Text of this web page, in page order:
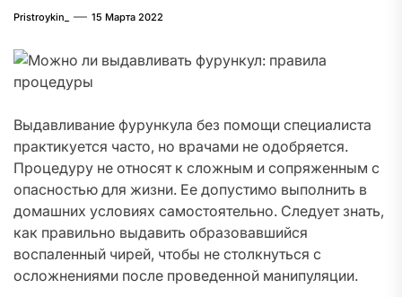
Pristroykin_ 15 Марта 2022
Выдавливание фурункула без помощи специалиста
практикуется часто, но врачами не одобряется.
Процедуру не относят к сложным и сопряженным с
опасностью для жизни. Ее допустимо выполнить в
домашних условиях самостоятельно. Следует знать,
как правильно выдавить образовавшийся
воспаленный чирей, чтобы не столкнуться с
осложнениями после проведенной манипуляции.